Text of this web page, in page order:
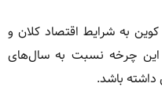
به شرایط اقتصاد کلان و
چرخه نسبت به سال‌های
داشته باشد.